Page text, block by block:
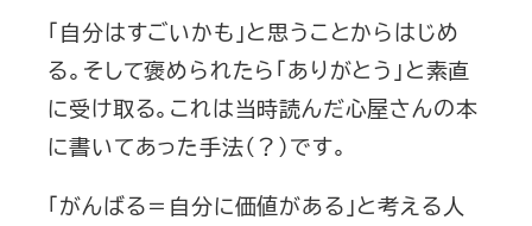
「自分はすごいかも」と思うことからはじめ
る。そして褒められたら「ありがとう」と素直
に受け取る。これは当時読んだ心屋さんの本
に書いてあった手法（？）です。
「がんばる＝自分に価値がある」と考える人